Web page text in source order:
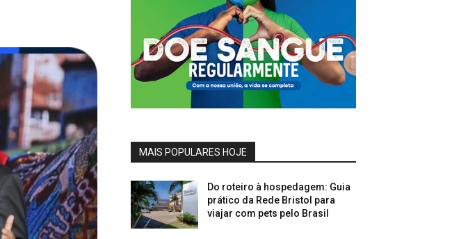
MAIS POPULARES HOJE
Do roteiro à hospedagem: Guia
prático da Rede Bristol para
viajar com pets pelo Brasil